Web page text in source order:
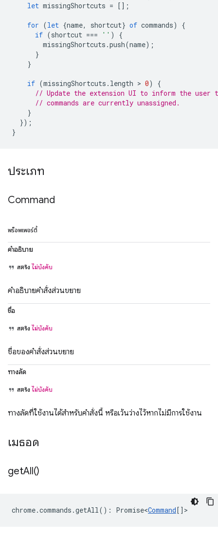
let missingShortcuts = [];
for (let {name, shortcut} of commands)
{
if (shortcut === '' )
{
missingShortcuts .push(name);
}
}
if (missingShortcuts . length > 0)
{
// Update the extension UI to inform the user
// commands are currently unassigned.
}
});
}
ประเภท
Command
พร็อพเพอร์ตี้
คำอธิบาย
สตริง ไม่บังคับ
คำอธิบายคำสั่งส่วนขยาย
ชื่อ
สตริง ไม่บังคับ
ชื่อของคำสั่งส่วนขยาย
ทางลัด
สตริง ไม่บังคับ
ทางลัดที่ใช้งานได้สำหรับคำสั่งนี้ หรือเว้นว่างไว้หากไม่มีการใช้งาน
เมธอด
getAll()
chrome.commands .getAll() : Promise<Command[] >